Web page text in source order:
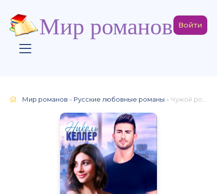
Мир романов Войти
Мир романов » Русские любовные романы » Чужой родной мужчина